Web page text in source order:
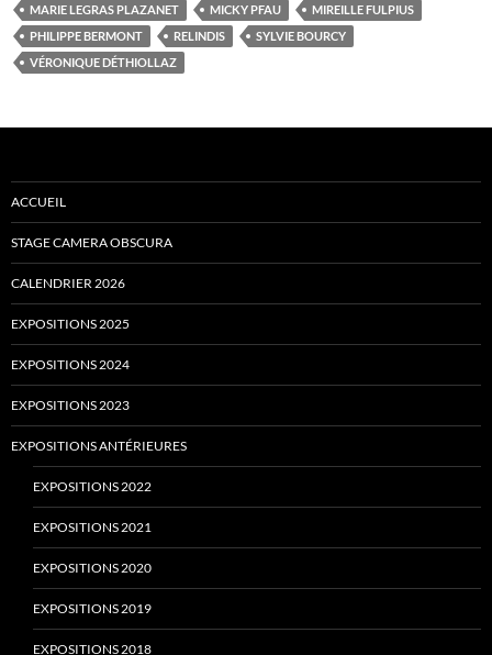
MARIE LEGRAS PLAZANET
MICKY PFAU
MIREILLE FULPIUS
PHILIPPE BERMONT
RELINDIS
SYLVIE BOURCY
VÉRONIQUE DÉTHIOLLAZ
ACCUEIL
STAGE CAMERA OBSCURA
CALENDRIER 2026
EXPOSITIONS 2025
EXPOSITIONS 2024
EXPOSITIONS 2023
EXPOSITIONS ANTÉRIEURES
EXPOSITIONS 2022
EXPOSITIONS 2021
EXPOSITIONS 2020
EXPOSITIONS 2019
EXPOSITIONS 2018